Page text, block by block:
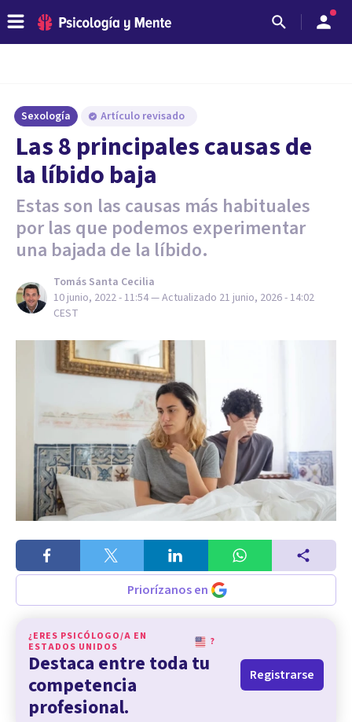
Sexología Artículo revisado
Las 8 principales causas de
la líbido baja
Estas son las causas más habituales
por las que podemos experimentar
una bajada de la líbido.
Tomás Santa Cecilia
10 junio, 2022 - 11:54— Actualizado 21 junio, 2026 - 14:02
CEST
Priorízanos en
¿ERES PSICÓLOGO/A EN
ESTADOS UNIDOS
?
Destaca entre toda tu
competencia
profesional.
Registrarse